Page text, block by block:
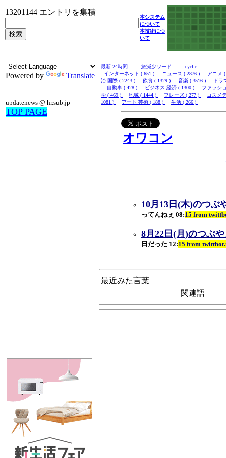
13201144 エントリを集積
本システム
について
本技術につ
いて
Powered by Translate
updatenews @ hr.sub.jp
TOP PAGE
最新 24時間 急減少ワード
cyclic
インターネット ( 651 )
ニュース ( 2876 )
アニメ
治 国際 ( 2243 )
飲食 ( 1329 ) 音楽 ( 3516 )
ドラ
自動車 ( 428 )
ビジネス 経済 ( 1300 )
ファッシ
学 ( 469 )
地域 ( 1444 ) フレーズ ( 277 )
コスメ
1081 )
アート 芸術 ( 188 ) 生活 ( 266 )
オワコン
10月13日(木)のつぶ
ってんねぇ 08:15 from
8月22日(月)のつぶ
日だった 12:15 from
最近みた言葉
関連語